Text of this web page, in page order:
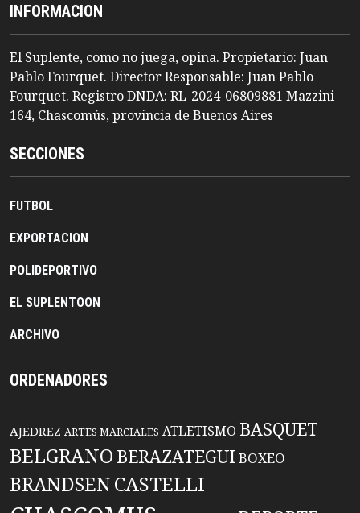
INFORMACION
El Suplente, como no juega, opina. Propietario: Juan
Pablo Fourquet. Director Responsable: Juan Pablo
Fourquet. Registro DNDA: RL-2024-06809881 Mazzini
164, Chascomús, provincia de Buenos Aires
SECCIONES
FUTBOL
EXPORTACION
POLIDEPORTIVO
EL SUPLENTOON
ARCHIVO
ORDENADORES
AJEDREZ ARTES MARCIALES ATLETISMO BASQUET
BELGRANO BERAZATEGUIBOXEO
BRANDSENCASTELLI